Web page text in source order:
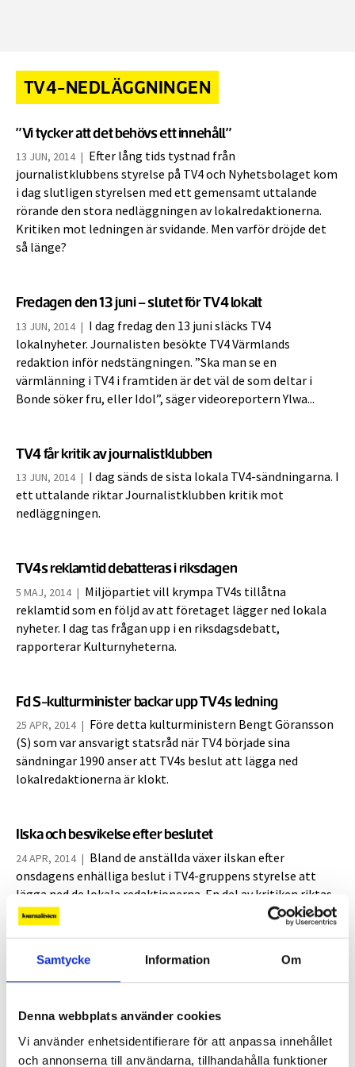
Samtycke Information Om
Denna webbplats använder cookies
Vi använder enhetsidentifierare för att anpassa innehållet
och annonserna till användarna, tillhandahålla funktioner
TV4-NEDLÄGGNINGEN
”Vi tycker att det behövs ett innehåll”
13 JUN, 2014 | Efter lång tids tystnad från
journalistklubbens styrelse på TV4 och Nyhetsbolaget kom
i dag slutligen styrelsen med ett gemensamt uttalande
rörande den stora nedläggningen av lokalredaktionerna.
Kritiken mot ledningen är svidande. Men varför dröjde det
så länge?
Fredagen den 13 juni – slutet för TV4 lokalt
13 JUN, 2014 | I dag fredag den 13 juni släcks TV4
lokalnyheter. Journalisten besökte TV4 Värmlands
redaktion inför nedstängningen. ”Ska man se en
värmlänning i TV4 i framtiden är det väl de som deltar i
Bonde söker fru, eller Idol”, säger videoreportern Ylwa...
TV4 får kritik av journalistklubben
13 JUN, 2014 | I dag sänds de sista lokala TV4-sändningarna. I
ett uttalande riktar Journalistklubben kritik mot
nedläggningen.
TV4s reklamtid debatteras i riksdagen
5 MAJ, 2014 | Miljöpartiet vill krympa TV4s tillåtna
reklamtid som en följd av att företaget lägger ned lokala
nyheter. I dag tas frågan upp i en riksdagsdebatt,
rapporterar Kulturnyheterna.
Fd S-kulturminister backar upp TV4s ledning
25 APR, 2014 | Före detta kulturministern Bengt Göransson
(S) som var ansvarigt statsråd när TV4 började sina
sändningar 1990 anser att TV4s beslut att lägga ned
lokalredaktionerna är klokt.
Ilska och besvikelse efter beslutet
24 APR, 2014 | Bland de anställda växer ilskan efter
onsdagens enhälliga beslut i TV4-gruppens styrelse att
lägga ned de lokala redaktionerna. En del av kritiken riktas
mot klubben och mot arbetstagarrepresentanterna. "Vi
måste lita på att ledningen gjort sitt jobb", säger Ann
Onsdagens styrelsebeslut i TV4-gruppen
handlar om överlevnad men är samtidigt en satsning,